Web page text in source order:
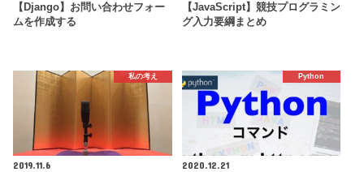
【Django】お問い合わせフォー
ムを作成する
【JavaScript】競技プログラミン
グ入力要綱まとめ
私の考え
2019.11.6
Python
2020.12.21